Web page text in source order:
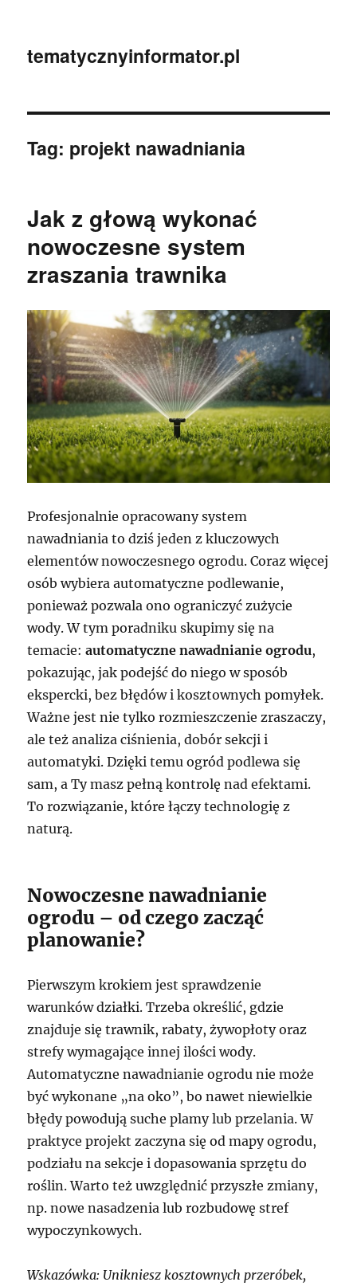
tematycznyinformator.pl
Tag: projekt nawadniania
Jak z głową wykonać
nowoczesne system
zraszania trawnika
Profesjonalnie opracowany system
nawadniania to dziś jeden z kluczowych
elementów nowoczesnego ogrodu. Coraz więcej
osób wybiera automatyczne podlewanie,
ponieważ pozwala ono ograniczyć zużycie
wody. W tym poradniku skupimy się na
temacie:automatyczne nawadnianie ogrodu,
pokazując, jak podejść do niego w sposób
ekspercki, bez błędów i kosztownych pomyłek.
Ważne jest nie tylko rozmieszczenie zraszaczy,
ale też analiza ciśnienia, dobór sekcji i
automatyki. Dzięki temu ogród podlewa się
sam, a Ty masz pełną kontrolę nad efektami.
To rozwiązanie, które łączy technologię z
naturą.
Nowoczesne nawadnianie
ogrodu – od czego zacząć
planowanie?
Pierwszym krokiem jest sprawdzenie
warunków działki. Trzeba określić, gdzie
znajduje się trawnik, rabaty, żywopłoty oraz
strefy wymagające innej ilości wody.
Automatyczne nawadnianie ogrodu nie może
być wykonane „na oko”, bo nawet niewielkie
błędy powodują suche plamy lub przelania. W
praktyce projekt zaczyna się od mapy ogrodu,
podziału na sekcje i dopasowania sprzętu do
roślin. Warto też uwzględnić przyszłe zmiany,
np. nowe nasadzenia lub rozbudowę stref
wypoczynkowych.
Wskazówka: Unikniesz kosztownych przeróbek,